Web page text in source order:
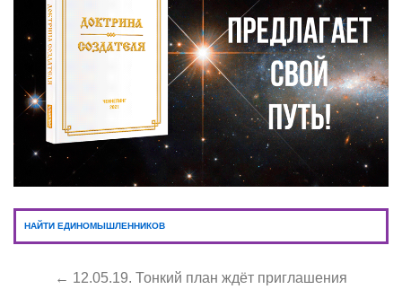
НАЙТИ ЕДИНОМЫШЛЕННИКОВ
← 12.05.19. Тонкий план ждёт приглашения